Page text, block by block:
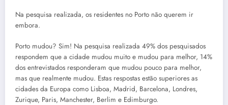
Na pesquisa realizada, os residentes no Porto não querem ir
embora.
Porto mudou? Sim! Na pesquisa realizada 49% dos pesquisados
respondem que a cidade mudou muito e mudou para melhor, 14%
dos entrevistados responderam que mudou pouco para melhor,
mas que realmente mudou. Estas respostas estão superiores as
cidades da Europa como Lisboa, Madrid, Barcelona, Londres,
Zurique, Paris, Manchester, Berlim e Edimburgo.